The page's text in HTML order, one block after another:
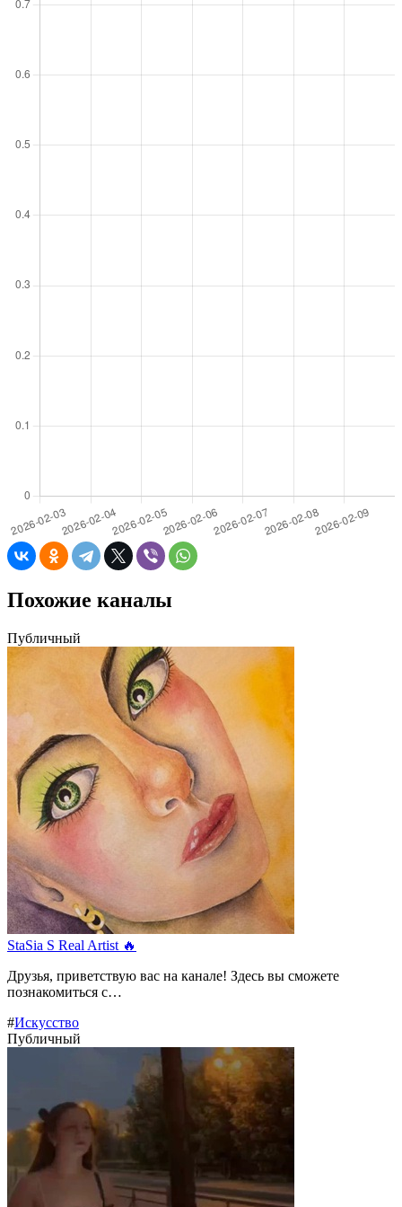
Похожие каналы
Публичный
StaSia S Real Artist 🔥
Друзья, приветствую вас на канале! Здесь вы сможете
познакомиться с…
#Искусство
Публичный